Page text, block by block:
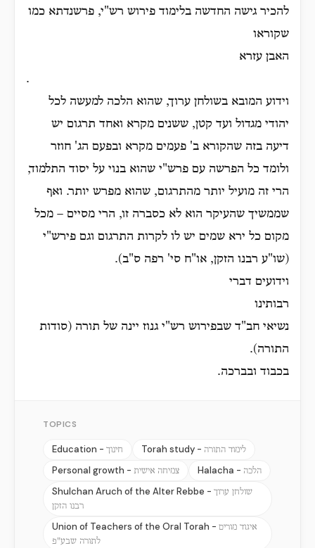
להכיר גישה החדשה בלימוד פירוש רש"י, פרשנדתא כמו
שקוראו
האבן עזרא
.
וידוע המובא בשולחן ערוך, שהוא הלכה למעשה לכל
יהודי מגדול ועד קטן, ששנים מקרא ואחד תרגום יש
דיעה בזה שהקורא ב' פעמים מקרא ובפעם הג' חוזר
ולומד כל הפרשה עם פרש"י שהוא בנוי על יסוד התלמוד,
הרי זה מועיל יותר מהתרגום, שהוא מפרש יותר. ואף
שממשיך שהעיקר הוא לא כסברה זו, הרי מסיים – מכל
מקום כל ירא שמים יש לו לקרות התרגום וגם פירש"י
(שו"ע רבנו הזקן, או"ח סי' רפה ס"ב).
וידועים דברי
רבותינו
נשיאי חב"ד שבפירוש רש"י גנוז יינה של תורה (סודות
התורה).
בכבוד ובברכה.
TOPICS
Education - חינוך Torah study - לימוד התורה
Personal growth - צמיחה אישית Halacha - הלכה
Shulchan Aruch of the Alter Rebbe - שולחן ערוך
רבנו הזקן
Union of Teachers of the Oral Torah - איגוד מורים
לתורה שבע"פ